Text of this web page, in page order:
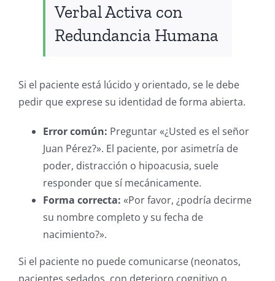
Verbal Activa con
Redundancia Humana
Si el paciente está lúcido y orientado, se le debe
pedir que exprese su identidad de forma abierta.
Error común: Preguntar «¿Usted es el señor
Juan Pérez?». El paciente, por asimetría de
poder, distracción o hipoacusia, suele
responder que sí mecánicamente.
Forma correcta: «Por favor, ¿podría decirme
su nombre completo y su fecha de
nacimiento?».
Si el paciente no puede comunicarse (neonatos,